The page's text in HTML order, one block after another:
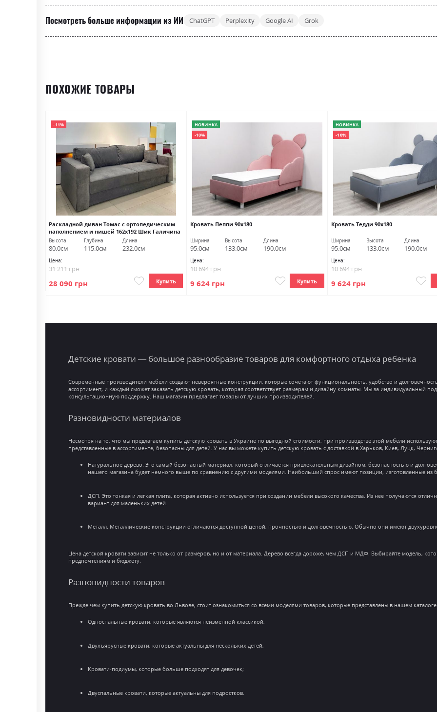
Посмотреть больше информации из ИИ ChatGPT Perplexity Google AI Grok
ПОХОЖИЕ ТОВАРЫ
-11%
Раскладной диван Томас с ортопедическим
наполнением и нишей 162х192 Шик Галичина
Высота
80.0см
Глубина
115.0см
Длина
232.0см
Цена:
28 090 грн
31 211 грн
Купить
НОВИНКА
-10%
Кровать Пеппи 90х180
Ширина
95.0см
Высота
133.0см
Длина
190.0см
Цена:
9 624 грн
10 694 грн
Купить
НОВИНКА
-10%
Кровать Тедди 90х180
Ширина
95.0см
Высота
133.0см
Длина
190.0см
Цена:
9 624 грн
10 694 грн
Детские кровати — большое разнообразие товаров для комфортного отдыха ребенка
Современные производители мебели создают невероятные конструкции, которые сочетают функциональность, удобство и
ассортимент, и каждый сможет заказать детскую кровать, которая соответствует размерам и дизайну комнаты. Мы за индивидуальный
консультационную поддержку. Наш магазин предлагает товары от лучших производителей.
Разновидности материалов
Несмотря на то, что мы предлагаем купить детскую кровать в Украине по выгодной стоимости, при производстве этой мебели
представленные в ассортименте, безопасны для детей. У нас вы можете купить детскую кровать с доставкой в Харьков, Киев, Луцк,
Натуральное дерево. Это самый безопасный материал, который отличается привлекательным дизайном, безопасностью и
нашего магазина будет немного выше по сравнению с другими моделями. Наибольший спрос имеют позиции, изготовленные из
ДСП. Это тонкая и легкая плита, которая активно используется при создании мебели высокого качества. Из нее получаются
вариант для маленьких детей.
Металл. Металлические конструкции отличаются доступной ценой, прочностью и долговечностью. Обычно они имеют
Цена детской кровати зависит не только от размеров, но и от материала. Дерево всегда дороже, чем ДСП и МДФ. Выбирайте модель,
предпочтениям и бюджету.
Разновидности товаров
Прежде чем купить детскую кровать во Львове, стоит ознакомиться со всеми моделями товаров, которые представлены в нашем
Односпальные кровати, которые являются неизменной классикой;
Двухъярусные кровати, которые актуальны для нескольких детей;
Кровати-подиумы, которые больше подходят для девочек;
Двуспальные кровати, которые актуальны для подростков.